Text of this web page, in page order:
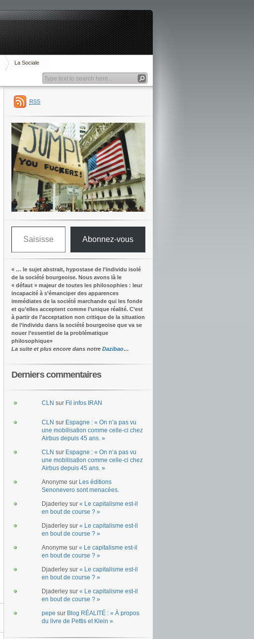
La Sociale
RSS
Saisissez votre adresse e-mail…
Abonnez-vous
« … le sujet abstrait, hypostase de l’individu isolé
de la société bourgeoise. Nous avons là le
« défaut » majeur de toutes les philosophies : leur
incapacité à s’émanciper des apparences
immédiates de la société marchande qui les fonde
et qu’elles acceptent comme l’unique réalité. C’est
à partir de l’acceptation non critique de la situation
de l’individu dans la société bourgeoise que va se
nouer l’essentiel de la problématique
philosophique»
La suite et plus encore dans notre Dazibao…
Derniers commentaires
CLN sur Fil infos IRAN
CLN sur Espagne : « On n’a pas vu
une mobilisation comme celle-ci chez
Airbus depuis 45 ans. »
CLN sur Espagne : « On n’a pas vu
une mobilisation comme celle-ci chez
Airbus depuis 45 ans. »
Anonyme sur Les éditions
Senonevero sont menacées.
Djaderley sur « Le capitalisme est-il
en bout de course ? »
Djaderley sur « Le capitalisme est-il
en bout de course ? »
Anonyme sur « Le capitalisme est-il
en bout de course ? »
Djaderley sur « Le capitalisme est-il
en bout de course ? »
Djaderley sur « Le capitalisme est-il
en bout de course ? »
pepe sur Blog RÉALITÉ : « À propos
du livre de Pettis et Klein »